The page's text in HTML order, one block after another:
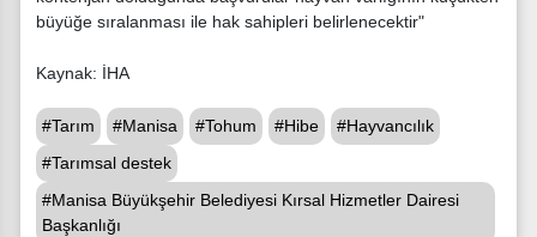
büyüğe sıralanması ile hak sahipleri belirlenecektir"
Kaynak: İHA
#Tarım #Manisa #Tohum #Hibe
#Hayvancılık
#Tarımsal destek
#Manisa Büyükşehir Belediyesi Kırsal Hizmetler Dairesi
Başkanlığı